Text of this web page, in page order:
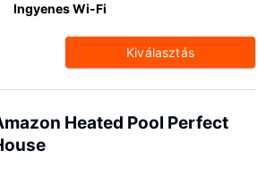
Ingyenes Wi-Fi
Kiválasztás
Heated Pool Perfect